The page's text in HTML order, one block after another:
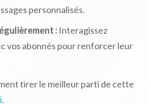
personnalisés.
: Interagissez
vos abonnés pour renforcer leur
tirer le meilleur parti de cette
.